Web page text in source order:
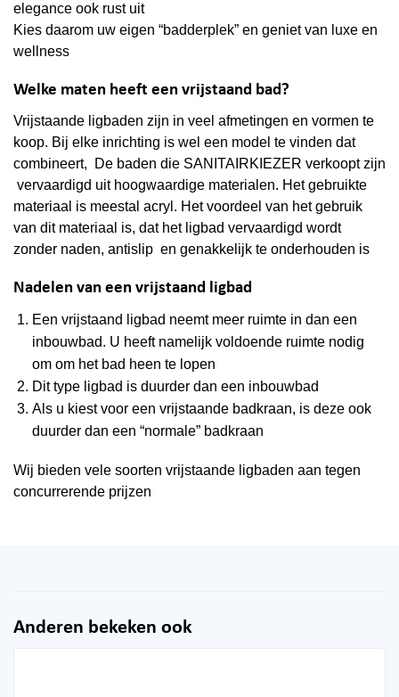
elegance ook rust uit
Kies daarom uw eigen “badderplek” en geniet van luxe en
wellness
Welke maten heeft een vrijstaand bad?
Vrijstaande ligbaden zijn in veel afmetingen en vormen te
koop. Bij elke inrichting is wel een model te vinden dat
combineert, De baden die SANITAIRKIEZER verkoopt zijn
vervaardigd uit hoogwaardige materialen. Het gebruikte
materiaal is meestal acryl. Het voordeel van het gebruik
van dit materiaal is, dat het ligbad vervaardigd wordt
zonder naden, antislip en genakkelijk te onderhouden is
Nadelen van een vrijstaand ligbad
Een vrijstaand ligbad neemt meer ruimte in dan een
inbouwbad. U heeft namelijk voldoende ruimte nodig
om om het bad heen te lopen
Dit type ligbad is duurder dan een inbouwbad
Als u kiest voor een vrijstaande badkraan, is deze ook
duurder dan een “normale” badkraan
Wij bieden vele soorten vrijstaande ligbaden aan tegen
concurrerende prijzen
Anderen bekeken ook